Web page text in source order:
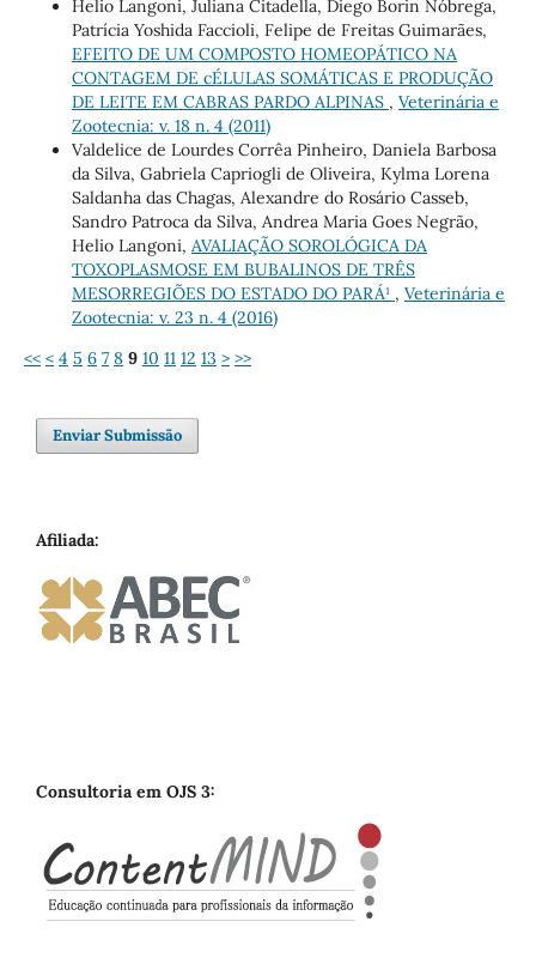
Helio Langoni, Juliana Citadella, Diego Borin Nóbrega,
Patrícia Yoshida Faccioli, Felipe de Freitas Guimarães,
EFEITO DE UM COMPOSTO HOMEOPÁTICO NA
CONTAGEM DE cÉLULAS SOMÁTICAS E PRODUÇÃO
DE LEITE EM CABRAS PARDO ALPINAS , Veterinária e
Zootecnia: v. 18 n. 4 (2011)
Valdelice de Lourdes Corrêa Pinheiro, Daniela Barbosa
da Silva, Gabriela Capriogli de Oliveira, Kylma Lorena
Saldanha das Chagas, Alexandre do Rosário Casseb,
Sandro Patroca da Silva, Andrea Maria Goes Negrão,
Helio Langoni, AVALIAÇÃO SOROLÓGICA DA
TOXOPLASMOSE EM BUBALINOS DE TRÊS
MESORREGIÕES DO ESTADO DO PARÁ¹ , Veterinária e
Zootecnia: v. 23 n. 4 (2016)
<< < 4 5 6 7 8 9 10 11 12 13 > >>
Enviar Submissão
Afiliada:
Consultoria em OJS 3: